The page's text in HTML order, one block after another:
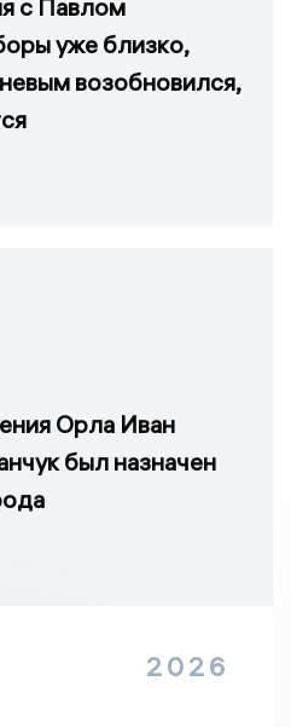
с Павлом
уже близко,
возобновился,
Орла Иван
был назначен
2026